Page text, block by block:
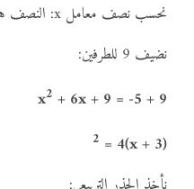
نحسب نصف معامل x: النصف هو 3 → مربعه هو 9
نضيف 9 للطرفين:
x2 + 6x + 9 = -5 + 9
(x + 3)
2 = 4